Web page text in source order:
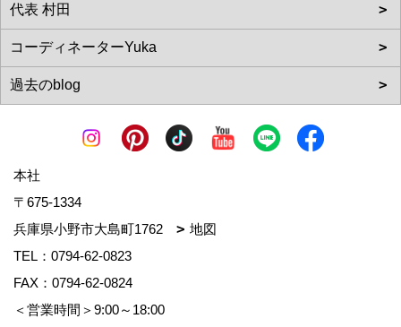
本社
〒675-1334
兵庫県小野市大島町1762
地図
TEL： 0794-62-0823
FAX：0794-62-0824
＜営業時間＞9:00～18:00